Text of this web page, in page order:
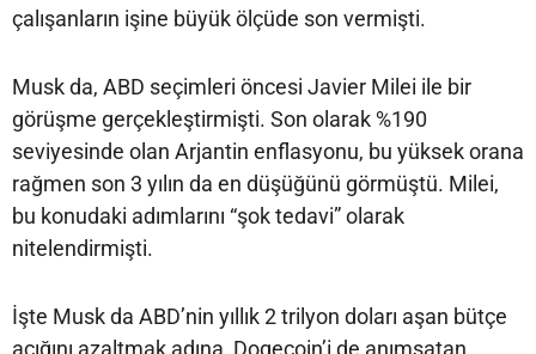
çalışanların işine büyük ölçüde son vermişti.
Musk da, ABD seçimleri öncesi Javier Milei ile bir
görüşme gerçekleştirmişti. Son olarak %190
seviyesinde olan Arjantin enflasyonu, bu yüksek orana
rağmen son 3 yılın da en düşüğünü görmüştü. Milei,
bu konudaki adımlarını “şok tedavi” olarak
nitelendirmişti.
İşte Musk da ABD’nin yıllık 2 trilyon doları aşan bütçe